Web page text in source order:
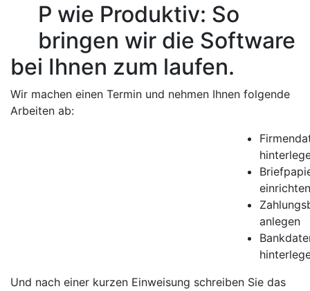
P wie Produktiv: So
bringen wir die Software
bei Ihnen zum laufen.
Wir machen einen Termin und nehmen Ihnen folgende
Arbeiten ab:
einrichten
anlegen
Und nach einer kurzen Einweisung schreiben Sie das